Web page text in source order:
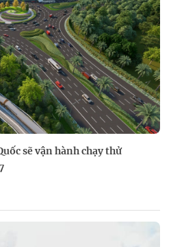
sẽ vận hành chạy thử